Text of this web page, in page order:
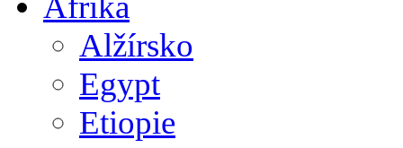
Alžírsko
Egypt
Etiopie